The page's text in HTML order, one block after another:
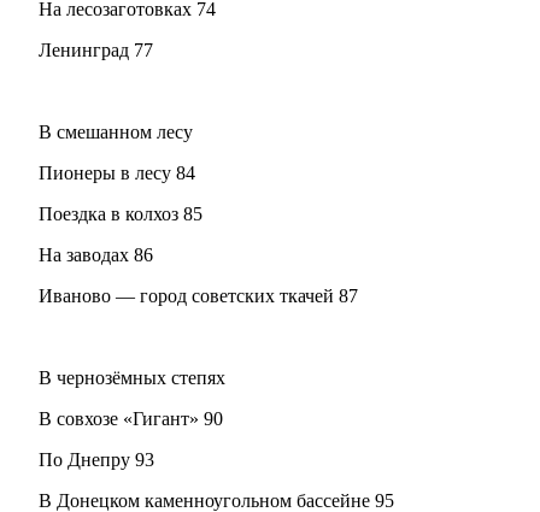
На лесозаготовках 74
Ленинград 77
В смешанном лесу
Пионеры в лесу 84
Поездка в колхоз 85
На заводах 86
Иваново — город советских ткачей 87
В чернозёмных степях
В совхозе «Гигант» 90
По Днепру 93
В Донецком каменноугольном бассейне 95